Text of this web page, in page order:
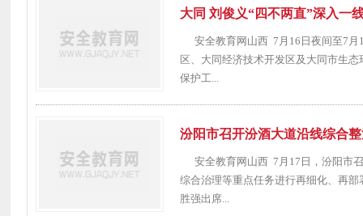
大同 刘俊义“四不两直”深入一
安全教育网山西 7月16日夜间至7月
区、大同经济技术开发区及大同市生
保护工...
汾阳市召开汾酒大道沿线综合
安全教育网山西 7月17日，汾阳市召
综合治理等重点任务进行再细化、再
胜强出席...